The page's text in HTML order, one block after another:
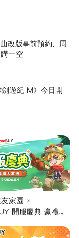
改版事前預約、周
一空
遊紀 M》今日開
家園 ×
開服慶典 豪禮集